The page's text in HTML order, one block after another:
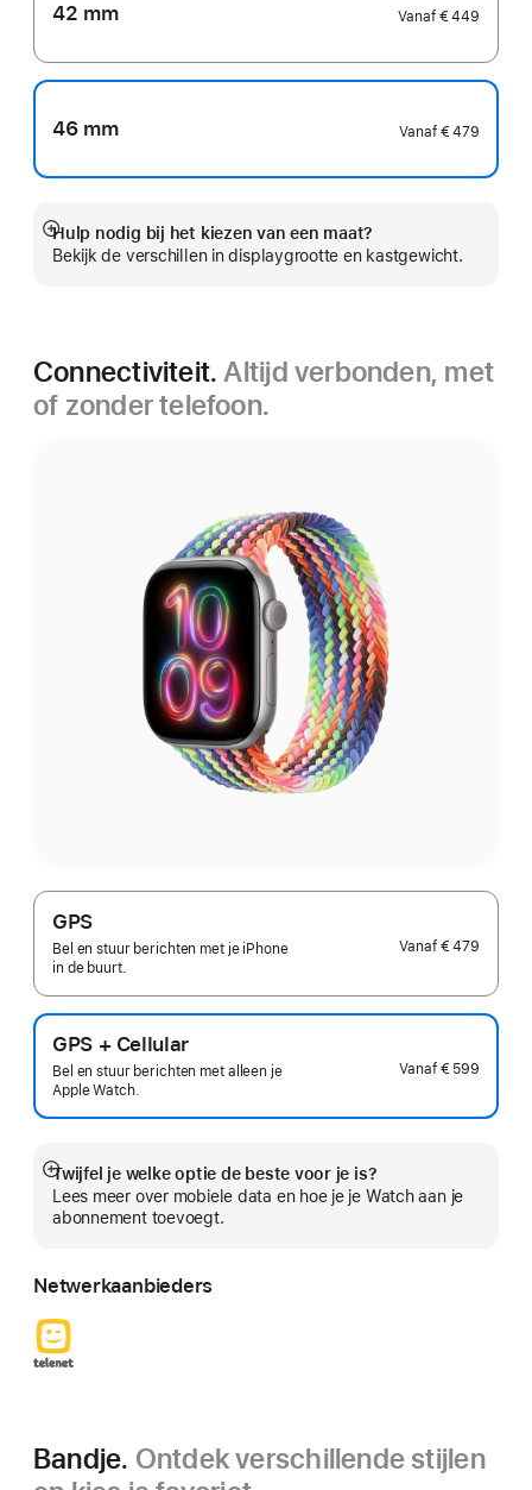
42 mm Vanaf € 449
46 mm Vanaf € 479
Hulp nodig bij het kiezen van een maat?
Bekijk de verschillen in displaygrootte en kastgewicht.
Meer
Connectiviteit.Altijd verbonden, met
of zonder telefoon.
GPS
Bel en stuur berichten met je iPhone
in de buurt.
Vanaf € 479
GPS + Cellular
Bel en stuur berichten met alleen je
Apple Watch.
Vanaf € 599
Twijfel je welke optie de beste voor je is?
Lees meer over mobiele data en hoe je je Watch aan je
abonnement toevoegt.
Meer
Netwerkaanbieders
Bandje. Ontdek verschillende stijlen